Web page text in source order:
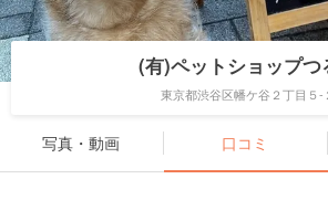
(有)ペットショップつ
東京都渋谷区幡ケ谷２丁目５-
写真・動画 口コミ